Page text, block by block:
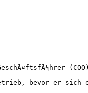
bevor er sich